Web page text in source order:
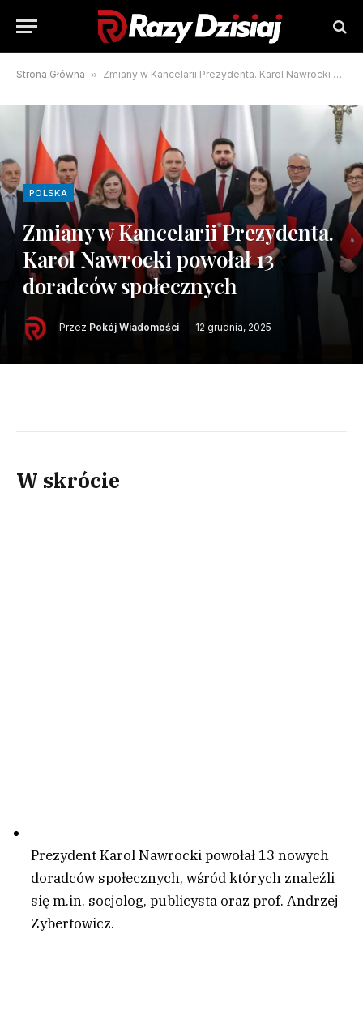
Strona Główna » Zmiany w Kancelarii Prezydenta. Karol Nawrocki powołał 13 doradców społecznych
POLSKA
Zmiany w Kancelarii Prezydenta.
Karol Nawrocki powołał 13
doradców społecznych
Przez Pokój Wiadomości 12 grudnia, 2025
W skrócie
Prezydent Karol Nawrocki powołał 13 nowych
doradców społecznych, wśród których znaleźli
się m.in. socjolog, publicysta oraz prof. Andrzej
Zybertowicz.